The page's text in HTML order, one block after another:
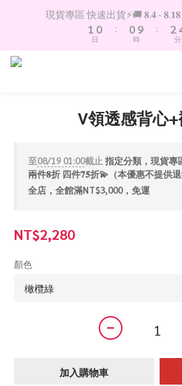
現貨專區 快速出貨⚡️🚚 𝟖.𝟒 -
2
1
0
1
0
日
:
1
09
8
3
0
時
:
3
2
13
分
V領透感背心
至08/19 01:00截止 指定分類，現貨專
兩件𝟖折 四件𝟕𝟓折💫（本優惠不提供退
全店，全館滿NT$3,000，免運
NT$2,280
顏色
加入購物車